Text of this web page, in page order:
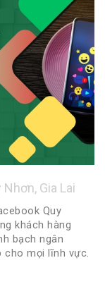
Gia Lai
Quy
khách hàng
bạch ngân
cho mọi lĩnh vực.